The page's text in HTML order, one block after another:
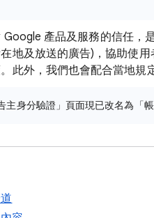
Google 產品及服務的信任，
地及放送的廣告)，協助使
此外，我們也會配合當地規
主身分驗證」頁面現已改名為「